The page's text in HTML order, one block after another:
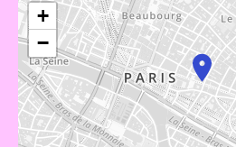
+
−